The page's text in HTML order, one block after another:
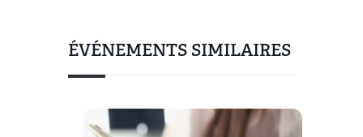
ÉVÉNEMENTS SIMILAIRES